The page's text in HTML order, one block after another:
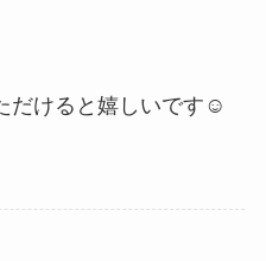
だけると嬉しいです☺︎